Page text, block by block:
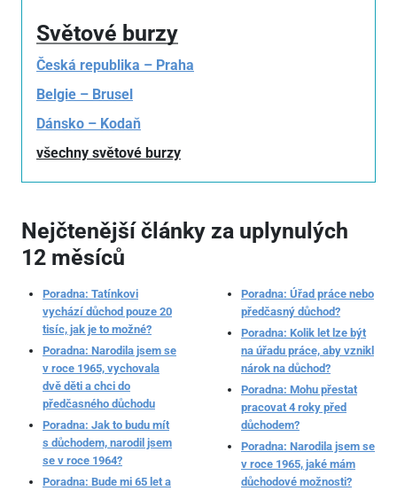
Světové burzy
Česká republika – Praha
Belgie – Brusel
Dánsko – Kodaň
všechny světové burzy
Nejčtenější články za uplynulých
12 měsíců
Poradna: Tatínkovi
vychází důchod pouze 20
tisíc, jak je to možné?
Poradna: Narodila jsem se
v roce 1965, vychovala
dvě děti a chci do
předčasného důchodu
Poradna: Jak to budu mít
s důchodem, narodil jsem
se v roce 1964?
Poradna: Bude mi 65 let a
Poradna: Úřad práce nebo
předčasný důchod?
Poradna: Kolik let lze být
na úřadu práce, aby vznikl
nárok na důchod?
Poradna: Mohu přestat
pracovat 4 roky před
důchodem?
Poradna: Narodila jsem se
v roce 1965, jaké mám
důchodové možnosti?